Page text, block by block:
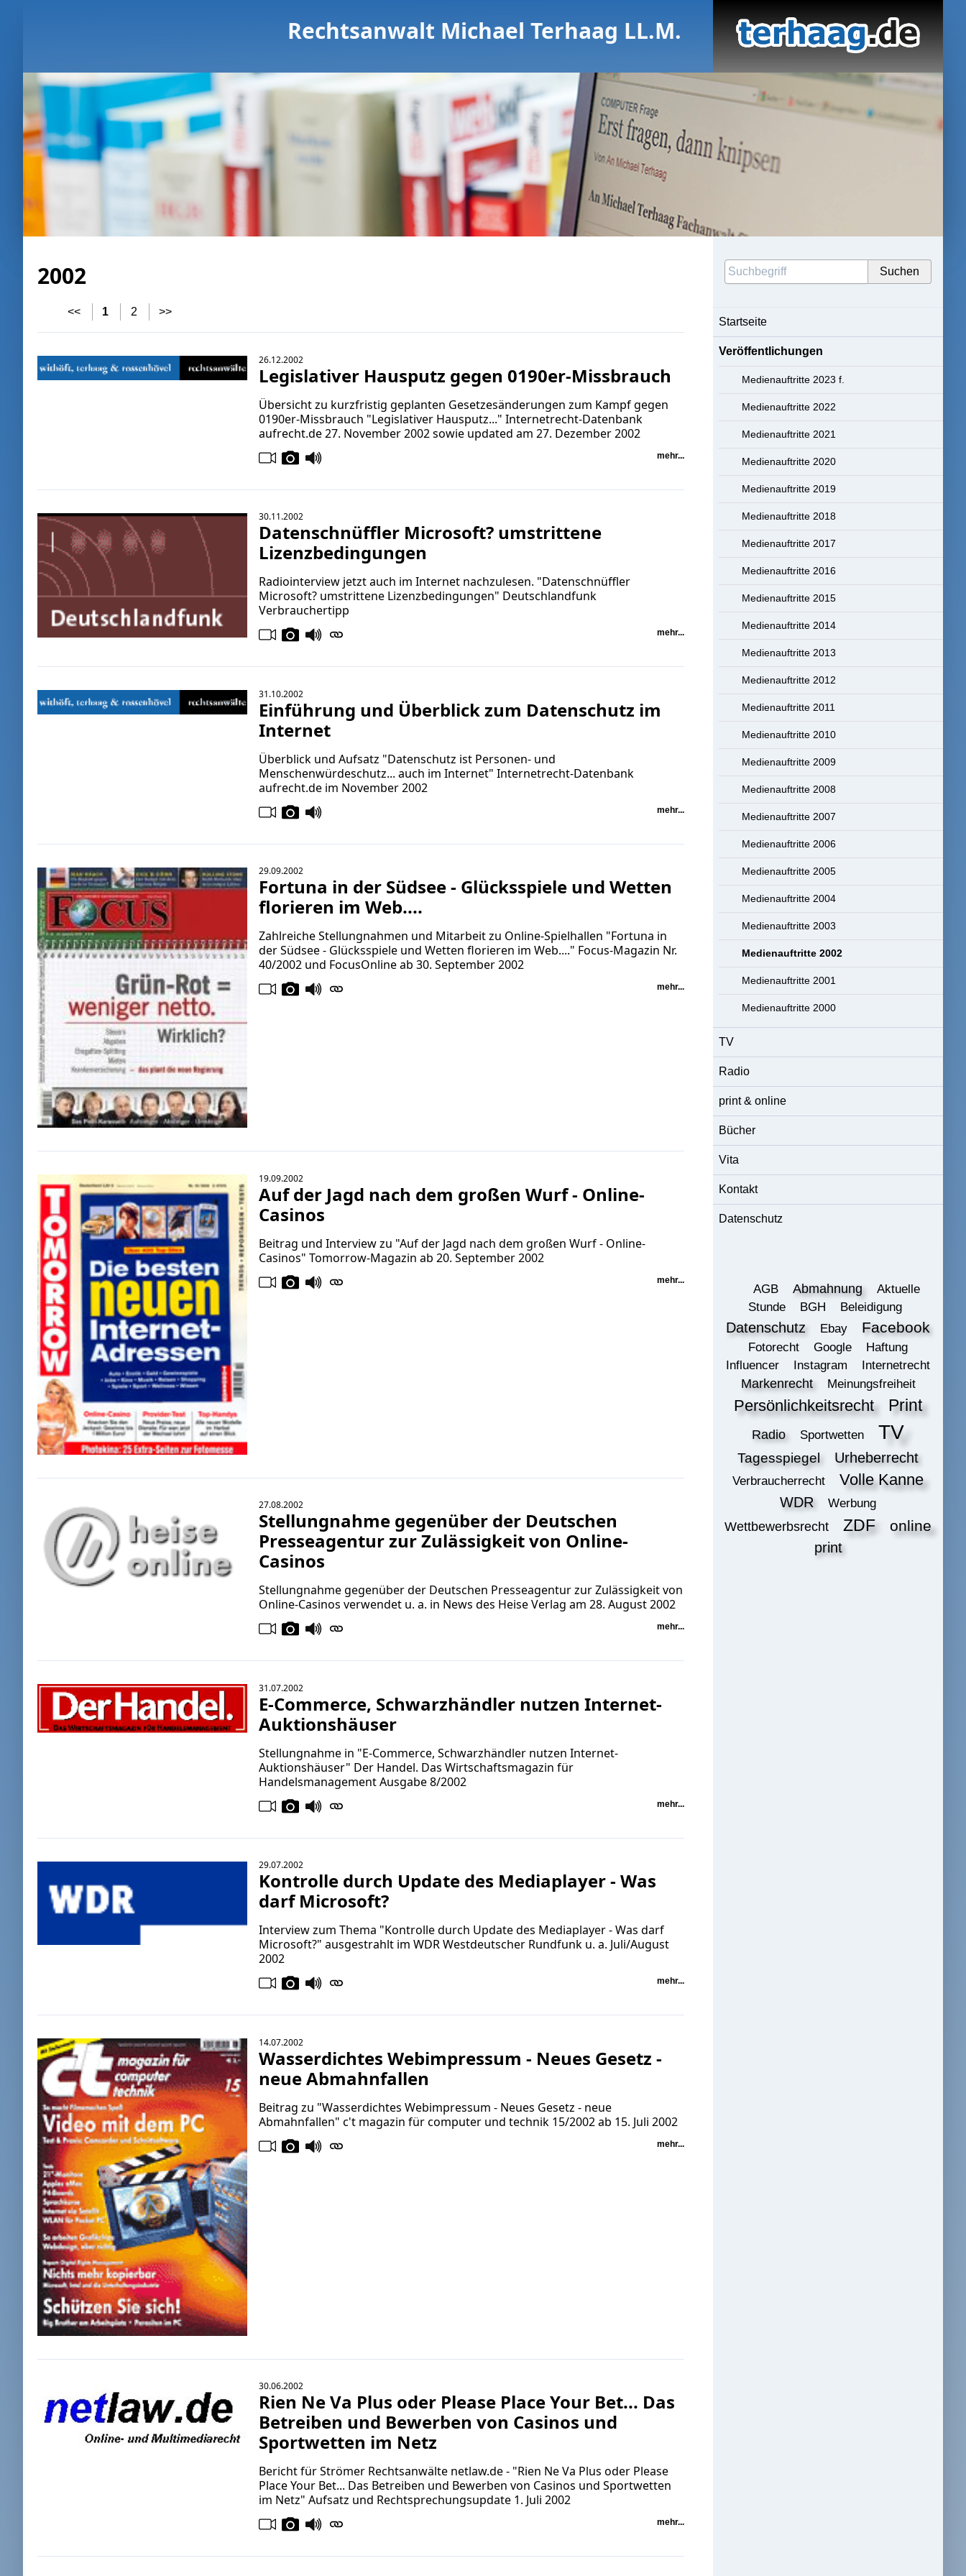
Rechtsanwalt Michael Terhaag LL.M.
2002
<< 1 2 >>
26.12.2002
Legislativer Hausputz gegen 0190er-Missbrauch
Übersicht zu kurzfristig geplanten Gesetzesänderungen zum Kampf gegen
0190er-Missbrauch "Legislativer Hausputz..." Internetrecht-Datenbank
aufrecht.de 27. November 2002 sowie updated am 27. Dezember 2002
mehr...
30.11.2002
Datenschnüffler Microsoft? umstrittene
Lizenzbedingungen
Radiointerview jetzt auch im Internet nachzulesen. "Datenschnüffler
Microsoft? umstrittene Lizenzbedingungen" Deutschlandfunk
Verbrauchertipp
mehr...
31.10.2002
Einführung und Überblick zum Datenschutz im
Internet
Überblick und Aufsatz "Datenschutz ist Personen- und
Menschenwürdeschutz... auch im Internet" Internetrecht-Datenbank
aufrecht.de im November 2002
mehr...
29.09.2002
Fortuna in der Südsee - Glücksspiele und Wetten
florieren im Web....
Zahlreiche Stellungnahmen und Mitarbeit zu Online-Spielhallen "Fortuna in
der Südsee - Glücksspiele und Wetten florieren im Web...." Focus-Magazin Nr.
40/2002 und FocusOnline ab 30. September 2002
mehr...
19.09.2002
Auf der Jagd nach dem großen Wurf - Online-
Casinos
Beitrag und Interview zu "Auf der Jagd nach dem großen Wurf - Online-
Casinos" Tomorrow-Magazin ab 20. September 2002
mehr...
27.08.2002
Stellungnahme gegenüber der Deutschen
Presseagentur zur Zulässigkeit von Online-
Casinos
Stellungnahme gegenüber der Deutschen Presseagentur zur Zulässigkeit von
Online-Casinos verwendet u. a. in News des Heise Verlag am 28. August 2002
mehr...
31.07.2002
E-Commerce, Schwarzhändler nutzen Internet-
Auktionshäuser
Stellungnahme in "E-Commerce, Schwarzhändler nutzen Internet-
Auktionshäuser" Der Handel. Das Wirtschaftsmagazin für
Handelsmanagement Ausgabe 8/2002
mehr...
29.07.2002
Kontrolle durch Update des Mediaplayer - Was
darf Microsoft?
Interview zum Thema "Kontrolle durch Update des Mediaplayer - Was darf
Microsoft?" ausgestrahlt im WDR Westdeutscher Rundfunk u. a. Juli/August
2002
mehr...
14.07.2002
Wasserdichtes Webimpressum - Neues Gesetz -
neue Abmahnfallen
Beitrag zu "Wasserdichtes Webimpressum - Neues Gesetz - neue
Abmahnfallen" c't magazin für computer und technik 15/2002 ab 15. Juli 2002
mehr...
30.06.2002
Rien Ne Va Plus oder Please Place Your Bet... Das
Betreiben und Bewerben von Casinos und
Sportwetten im Netz
Bericht für Strömer Rechtsanwälte netlaw.de - "Rien Ne Va Plus oder Please
Place Your Bet... Das Betreiben und Bewerben von Casinos und Sportwetten
im Netz" Aufsatz und Rechtsprechungsupdate 1. Juli 2002
mehr...
Startseite
Veröffentlichungen
Medienauftritte 2023 f.
Medienauftritte 2022
Medienauftritte 2021
Medienauftritte 2020
Medienauftritte 2019
Medienauftritte 2018
Medienauftritte 2017
Medienauftritte 2016
Medienauftritte 2015
Medienauftritte 2014
Medienauftritte 2013
Medienauftritte 2012
Medienauftritte 2011
Medienauftritte 2010
Medienauftritte 2009
Medienauftritte 2008
Medienauftritte 2007
Medienauftritte 2006
Medienauftritte 2005
Medienauftritte 2004
Medienauftritte 2003
Medienauftritte 2002
Medienauftritte 2001
Medienauftritte 2000
TV
Radio
print & online
Bücher
Vita
Kontakt
Datenschutz
AGB Abmahnung
Aktuelle
Stunde
BGH Beleidigung
Datenschutz Ebay Facebook
Fotorecht Google
Haftung
Influencer
Instagram Internetrecht
Markenrecht Meinungsfreiheit
Persönlichkeitsrecht Print
Radio Sportwetten TV
Tagesspiegel Urheberrecht
Verbraucherrecht Volle Kanne
WDR Werbung
Wettbewerbsrecht ZDF online
print